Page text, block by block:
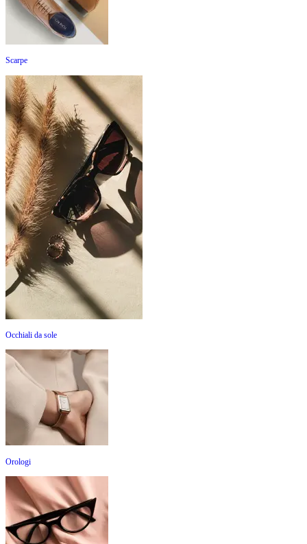
Scarpe
Occhiali da sole
Orologi